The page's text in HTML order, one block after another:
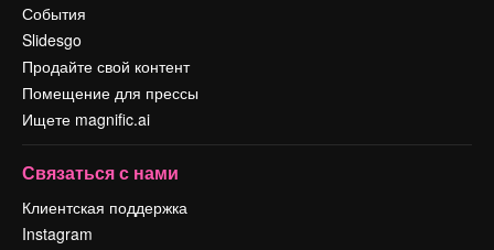
События
Slidesgo
Продайте свой контент
Помещение для прессы
Ищете magnific.ai
Связаться с нами
Клиентская поддержка
Instagram